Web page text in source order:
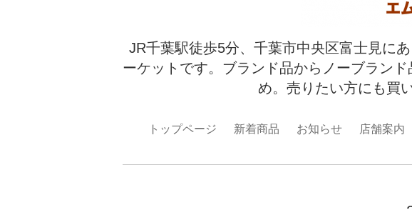
JR千葉駅徒歩5分、千葉市中央区富士見に
ーケットです。ブランド品からノーブラン
め。売りたい方にも買
トップページ 新着商品 お知らせ 店舗案内